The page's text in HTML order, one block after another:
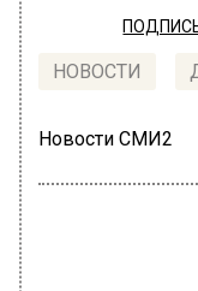
НОВОСТИ
Новости СМИ2